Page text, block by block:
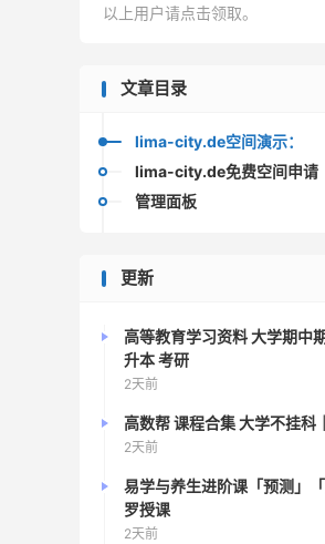
以上用户请点击领取。
文章目录
lima-city.de空间演示：
lima-city.de免费空间申请
管理面板
更新
高等教育学习资料 大学期中
升本 考研
2天前
高数帮 课程合集 大学不挂科
2天前
易学与养生进阶课「预测」
罗授课
2天前